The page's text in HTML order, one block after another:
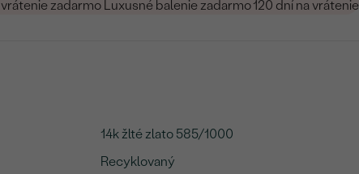
zadarmo Luxusné balenie zadarmo120 dní na vrátenie
14k žlté zlato 585/1000
Recyklovaný